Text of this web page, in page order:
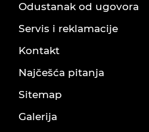
Odustanak od ugovora
Servis i reklamacije
Kontakt
Najčešća pitanja
Sitemap
Galerija